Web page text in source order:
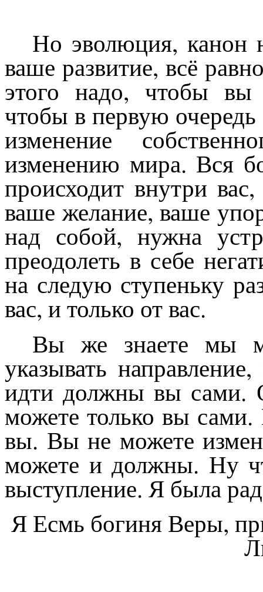
Но эволюция, канон
ваше развитие, всё
этого надо, чтобы вы
чтобы в первую
изменение
изменению мира. Вся
происходит внутри
ваше желание, ваше
над собой, нужна
преодолеть в себе
на следую ступеньку
вас, и только от вас.
Вы же знаете мы
указывать
идти должны вы сами.
можете только вы
вы. Вы не можете
можете и должны. Ну
выступление. Я была
Я Есмь богиня Веры,